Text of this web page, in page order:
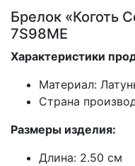
Брелок «Коготь
7S98ME
Характеристики
Материал:
Страна
Размеры изделия:
Длина: 2.50 см